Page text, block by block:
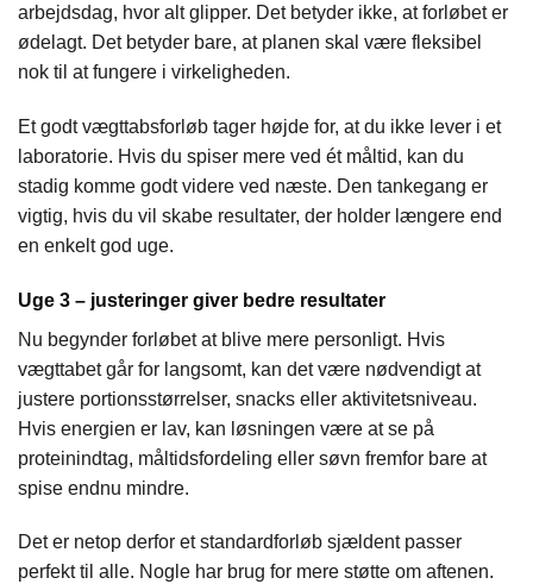
arbejdsdag, hvor alt glipper. Det betyder ikke, at forløbet er
ødelagt. Det betyder bare, at planen skal være fleksibel
nok til at fungere i virkeligheden.
Et godt vægttabsforløb tager højde for, at du ikke lever i et
laboratorie. Hvis du spiser mere ved ét måltid, kan du
stadig komme godt videre ved næste. Den tankegang er
vigtig, hvis du vil skabe resultater, der holder længere end
en enkelt god uge.
Uge 3 – justeringer giver bedre resultater
Nu begynder forløbet at blive mere personligt. Hvis
vægttabet går for langsomt, kan det være nødvendigt at
justere portionsstørrelser, snacks eller aktivitetsniveau.
Hvis energien er lav, kan løsningen være at se på
proteinindtag, måltidsfordeling eller søvn fremfor bare at
spise endnu mindre.
Det er netop derfor et standardforløb sjældent passer
perfekt til alle. Nogle har brug for mere støtte om aftenen.